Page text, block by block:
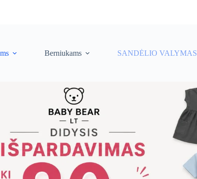
Berniukams SANDĖLIO VALYMAS